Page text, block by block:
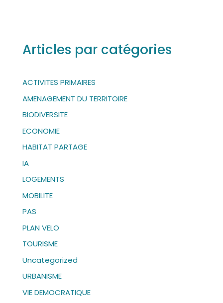
n
t
v
e
:
Articles par catégories
ACTIVITES PRIMAIRES
AMENAGEMENT DU TERRITOIRE
BIODIVERSITE
ECONOMIE
HABITAT PARTAGE
IA
LOGEMENTS
MOBILITE
PAS
PLAN VELO
TOURISME
Uncategorized
URBANISME
VIE DEMOCRATIQUE